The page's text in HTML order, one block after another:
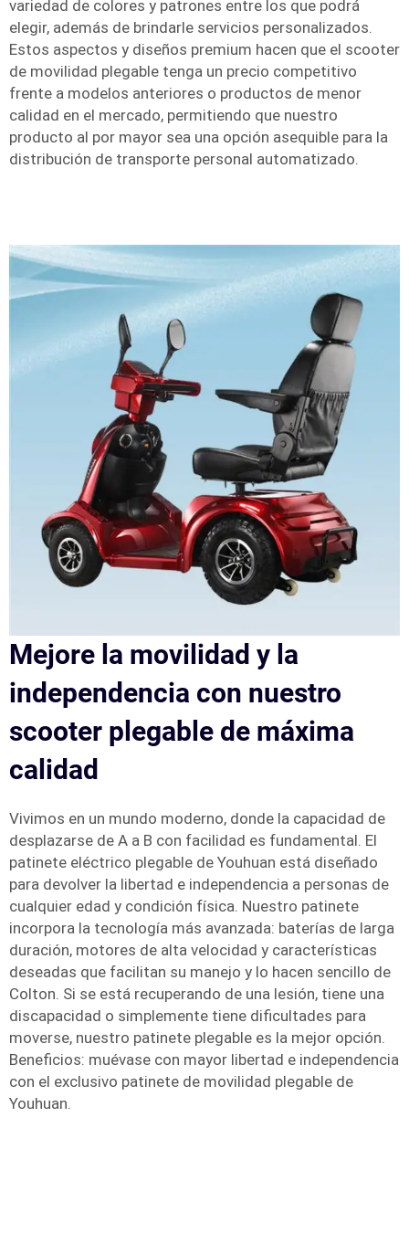
variedad de colores y patrones entre los que podrá
elegir, además de brindarle servicios personalizados.
Estos aspectos y diseños premium hacen que el scooter
de movilidad plegable tenga un precio competitivo
frente a modelos anteriores o productos de menor
calidad en el mercado, permitiendo que nuestro
producto al por mayor sea una opción asequible para la
distribución de transporte personal automatizado.
Mejore la movilidad y la
independencia con nuestro
scooter plegable de máxima
calidad
Vivimos en un mundo moderno, donde la capacidad de
desplazarse de A a B con facilidad es fundamental. El
patinete eléctrico plegable de Youhuan está diseñado
para devolver la libertad e independencia a personas de
cualquier edad y condición física. Nuestro patinete
incorpora la tecnología más avanzada: baterías de larga
duración, motores de alta velocidad y características
deseadas que facilitan su manejo y lo hacen sencillo de
Colton. Si se está recuperando de una lesión, tiene una
discapacidad o simplemente tiene dificultades para
moverse, nuestro patinete plegable es la mejor opción.
Beneficios: muévase con mayor libertad e independencia
con el exclusivo patinete de movilidad plegable de
Youhuan.